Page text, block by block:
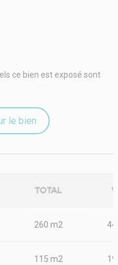
2019
ce bien est exposé sont
le bien
TOTAL
260 m2
115 m2